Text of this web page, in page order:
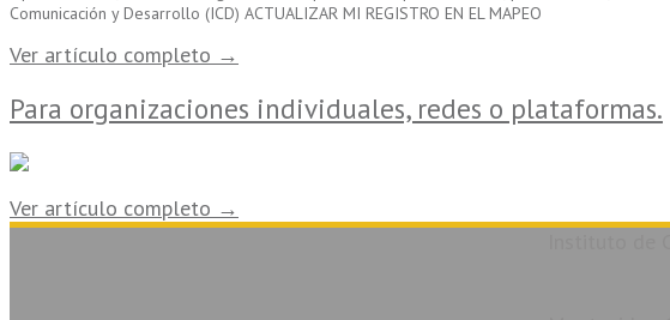
Comunicación y Desarrollo (ICD) ACTUALIZAR MI REGISTRO EN EL MAPEO
Ver artículo completo →
Para organizaciones individuales, redes o plataformas.
Ver artículo completo →